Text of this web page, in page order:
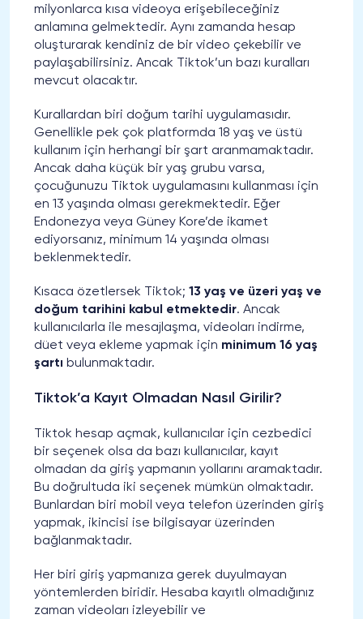
milyonlarca kısa videoya erişebileceğiniz
anlamına gelmektedir. Aynı zamanda hesap
oluşturarak kendiniz de bir video çekebilir ve
paylaşabilirsiniz. Ancak Tiktok’un bazı kuralları
mevcut olacaktır.
Kurallardan biri doğum tarihi uygulamasıdır.
Genellikle pek çok platformda 18 yaş ve üstü
kullanım için herhangi bir şart aranmamaktadır.
Ancak daha küçük bir yaş grubu varsa,
çocuğunuzu Tiktok uygulamasını kullanması için
en 13 yaşında olması gerekmektedir. Eğer
Endonezya veya Güney Kore’de ikamet
ediyorsanız, minimum 14 yaşında olması
beklenmektedir.
Kısaca özetlersek Tiktok; 13 yaş ve üzeri yaş ve
doğum tarihini kabul etmektedir. Ancak
kullanıcılarla ile mesajlaşma, videoları indirme,
düet veya ekleme yapmak için minimum 16 yaş
şartı bulunmaktadır.
Tiktok’a Kayıt Olmadan Nasıl Girilir?
Tiktok hesap açmak, kullanıcılar için cezbedici
bir seçenek olsa da bazı kullanıcılar, kayıt
olmadan da giriş yapmanın yollarını aramaktadır.
Bu doğrultuda iki seçenek mümkün olmaktadır.
Bunlardan biri mobil veya telefon üzerinden giriş
yapmak, ikincisi ise bilgisayar üzerinden
bağlanmaktadır.
Her biri giriş yapmanıza gerek duyulmayan
yöntemlerden biridir. Hesaba kayıtlı olmadığınız
zaman videoları izleyebilir ve